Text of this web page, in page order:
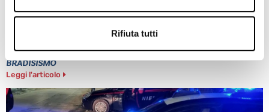
Rifiuta tutti
POZZUOLI: CITTADINI CONTRO GESTIONE EMERGENZA
BRADISISMO
Leggi l'articolo